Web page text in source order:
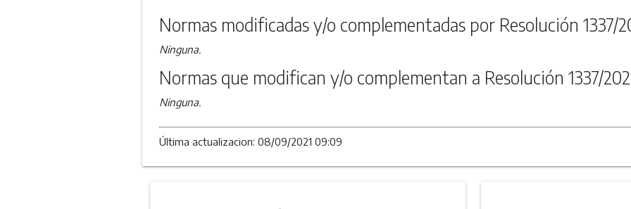
Normas modificadas y/o complementadas por Resolución 1337/
Ninguna.
Normas que modifican y/o complementan a Resolución 1337/
Ninguna.
Última actualizacion: 08/09/2021 09:09